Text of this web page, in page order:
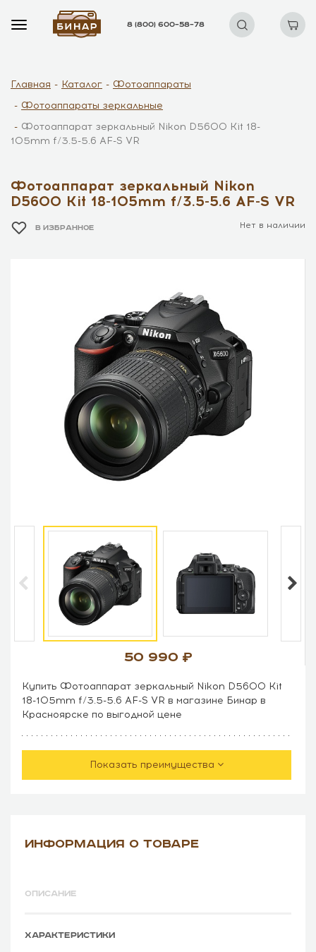
8 (800) 600–58–78
Главная Каталог
Фотоаппараты
Фотоаппараты зеркальные
Фотоаппарат зеркальный Nikon D5600 Kit 18-
105mm f/3.5-5.6 AF-S VR
Фотоаппарат зеркальный Nikon
D5600 Kit 18-105mm f/3.5-5.6 AF-S VR
В ИЗБРАННОЕ Нет в наличии
50 990
Купить Фотоаппарат зеркальный Nikon D5600 Kit
18-105mm f/3.5-5.6 AF-S VR в магазине Бинар в
Красноярске по выгодной цене
Показать преимущества
ИНФОРМАЦИЯ О ТОВАРЕ
ОПИСАНИЕ
ХАРАКТЕРИСТИКИ